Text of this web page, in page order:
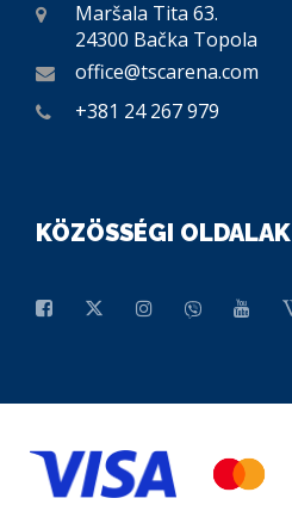
Maršala Tita 63.
24300 Bačka Topola
office@tscarena.com
+381 24 267 979
KÖZÖSSÉGI OLDALAK